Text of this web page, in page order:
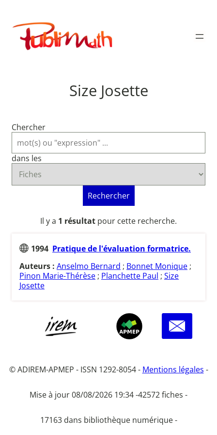
contenu
Publimath
Size Josette
Chercher
dans les
Rechercher
Il y a 1 résultat pour cette recherche.
1994 Pratique de l'évaluation formatrice.
Auteurs : Anselmo Bernard ; Bonnet Monique ;
Pinon Marie-Thérèse ; Planchette Paul ; Size
Josette
© ADIREM-APMEP - ISSN 1292-8054 - Mentions légales -
Mise à jour 08/08/2026 19:34 -42572 fiches -
17163 dans bibliothèque numérique -